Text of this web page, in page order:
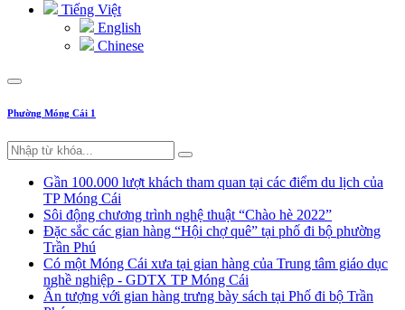
Tiếng Việt
English
Chinese
Phường Móng Cái 1
Gần 100.000 lượt khách tham quan tại các điểm du lịch của
TP Móng Cái
Sôi động chương trình nghệ thuật “Chào hè 2022”
Đặc sắc các gian hàng “Hội chợ quê” tại phố đi bộ phường
Trần Phú
Có một Móng Cái xưa tại gian hàng của Trung tâm giáo dục
nghề nghiệp - GDTX TP Móng Cái
Ấn tượng với gian hàng trưng bày sách tại Phố đi bộ Trần